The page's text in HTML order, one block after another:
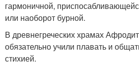
гармоничной,
или наоборот бурной.
В древнегреческих храмах
обязательно учили плавать и
стихией.